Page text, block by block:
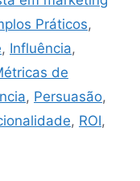
Práticos,
, Influência,
de
, Persuasão,
, ROI,